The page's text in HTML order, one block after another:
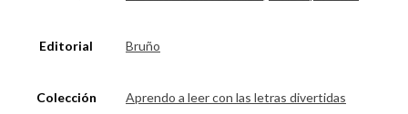
Editorial Bruño
Colección Aprendo a leer con las letras divertidas